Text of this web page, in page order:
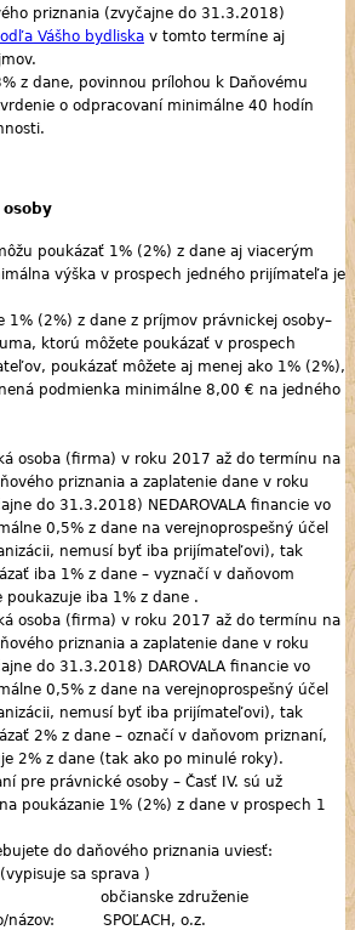
priznania (zvyčajne do 31.3.2018)
Vášho bydliska v tomto termíne aj
z dane, povinnou prílohou k Daňovému
o odpracovaní minimálne 40 hodín
poukázať 1% (2%) z dane aj viacerým
výška v prospech jedného prijímateľa je
1% (2%) z dane z príjmov právnickej osoby–
ktorú môžete poukázať v prospech
poukázať môžete aj menej ako 1% (2%),
podmienka minimálne 8,00 € na jedného
osoba (firma) v roku 2017 až do termínu na
priznania a zaplatenie dane v roku
do 31.3.2018) NEDAROVALA financie vo
0,5% z dane na verejnoprospešný účel
nemusí byť iba prijímateľovi), tak
iba 1% z dane – vyznačí v daňovom
poukazuje iba 1% z dane .
osoba (firma) v roku 2017 až do termínu na
priznania a zaplatenie dane v roku
do 31.3.2018) DAROVALA financie vo
0,5% z dane na verejnoprospešný účel
nemusí byť iba prijímateľovi), tak
2% z dane – označí v daňovom priznaní,
2% z dane (tak ako po minulé roky).
pre právnické osoby – Časť IV. sú už
poukázanie 1% (2%) z dane v prospech 1
do daňového priznania uviesť:
sa sprava )
občianske združenie
názov: SPOĽACH, o.z.